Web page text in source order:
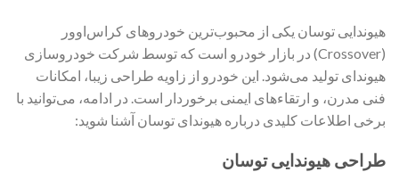
هیوندایی توسان یکی از محبوب‌ترین خودروهای کراس‌اوور
(Crossover) در بازار خودرو است که توسط شرکت خودروسازی
هیوندای تولید می‌شود. این خودرو از زاویه طراحی زیبا، امکانات
فنی مدرن، و ارتقاءهای ایمنی برخوردار است. در ادامه، می‌توانید با
برخی اطلاعات کلیدی درباره هیوندای توسان آشنا شوید:
طراحی هیوندایی توسان